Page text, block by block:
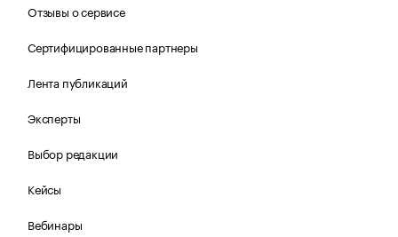
Отзывы о сервисе
Сертифицированные партнеры
Лента публикаций
Эксперты
Выбор редакции
Кейсы
Вебинары